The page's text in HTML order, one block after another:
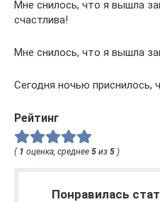
Мне снилось, что я вышла
счастлива!
Мне снилось, что я вышла
Сегодня ночью приснилось,
Рейтинг
( 1 оценка, среднее 5 из 5 )
Понравилась